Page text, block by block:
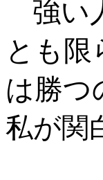
強い
とも
は勝つ
私が関